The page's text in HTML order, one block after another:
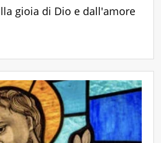
gioia di Dio e dall'amore